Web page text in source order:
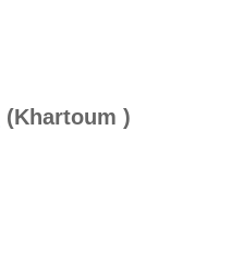
(Khartoum )